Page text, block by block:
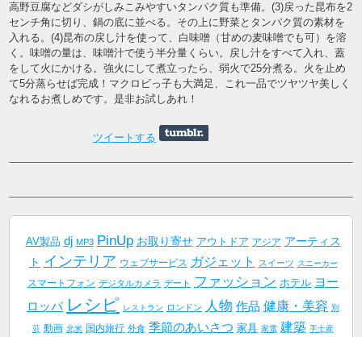
高野豆腐などダシがしみこみやすいタンパク質も準備。(3)戻った昆布を2
センチ角に切り、鍋の底に並べる。その上に野菜とタンパク質の素材を
入れる。(4)昆布の戻し汁を使って、白味噌（甘めの麦味噌でも可）を溶
く。味噌の量は、味噌汁で使う半分量くらい。戻し汁をすべて入れ、蓋
をして火にかける。強火にして煮立ったら、弱火で25分煮る。火を止め
て5分蒸らせば完成！マクロビっ子も大満足、これ一品でツヤツヤ美しく
なれるお煮しめです。是非お試しあれ！
ツイートする
AV製品 dj MP3 PinUp お取り寄せ アウトドア アジア アーティス
ト インテリア ウェブサービス ガジェット スイーツ スニーカー
スマートフォン デジタルカメラ デート ファッション ホテル ヨー
ロッパ レシピ レストラン ロンドン 人物 作品 健康・美容 別
荘 動画 北米 国内旅行 外食 季節のあいさつ 家具 家電 建築 手土産